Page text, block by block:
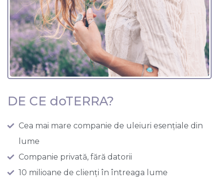
DE CE doTERRA?
Cea mai mare companie de uleiuri esențiale din
lume
Companie privată, fără datorii
10 milioane de clienți în întreaga lume